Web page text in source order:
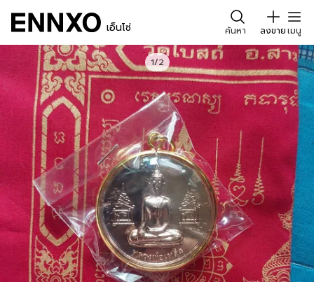
เอ็นโซ่ ค้นหา ลงขายเมนู
1/2